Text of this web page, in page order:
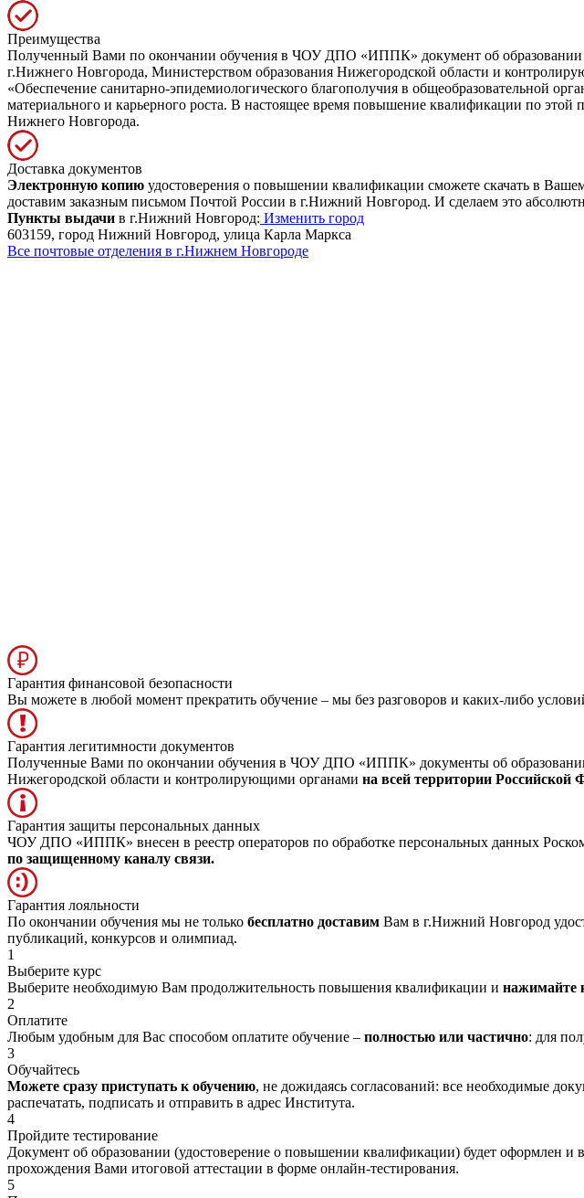
Преимущества
Полученный Вами по окончании обучения в ЧОУ ДПО «ИППК» документ об образовании
г.Нижнего Новгорода, Министерством образования Нижегородской области и
«Обеспечение санитарно-эпидемиологического благополучия в общеобразовательной
материального и карьерного роста. В настоящее время повышение квалификации по
Нижнего Новгорода.
Доставка документов
Электронную копию удостоверения о повышении квалификации сможете скачать в
доставим заказным письмом Почтой России в г.Нижний Новгород. И сделаем это
Пункты выдачи в г.Нижний Новгород: Изменить город
603159, город Нижний Новгород, улица Карла Маркса
Все почтовые отделения в г.Нижнем Новгороде
Гарантия финансовой безопасности
Вы можете в любой момент прекратить обучение – мы без разговоров и каких-либо
Гарантия легитимности документов
Полученные Вами по окончании обучения в ЧОУ ДПО «ИППК» документы об образовании
Нижегородской области и контролирующими органами на всей территории Российской
Гарантия защиты персональных данных
ЧОУ ДПО «ИППК» внесен в реестр операторов по обработке персональных данных
по защищенному каналу связи.
Гарантия лояльности
По окончании обучения мы не только бесплатно доставим Вам в г.Нижний Новгород
публикаций, конкурсов и олимпиад.
1
Выберите курс
Выберите необходимую Вам продолжительность повышения квалификации и нажимайте
2
Оплатите
Любым удобным для Вас способом оплатите обучение – полностью или частично: для
3
Обучайтесь
Можете сразу приступать к обучению, не дожидаясь согласований: все необходимые
распечатать, подписать и отправить в адрес Института.
4
Пройдите тестирование
Документ об образовании (удостоверение о повышении квалификации) будет оформлен и
прохождения Вами итоговой аттестации в форме онлайн-тестирования.
5